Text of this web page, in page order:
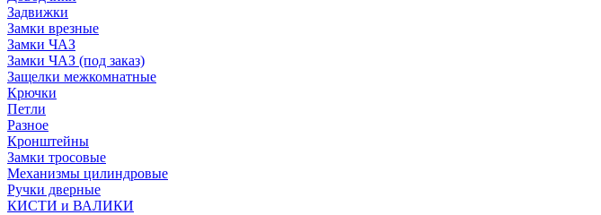
Задвижки
Замки врезные
Замки ЧАЗ
Замки ЧАЗ (под заказ)
Защелки межкомнатные
Крючки
Петли
Разное
Кронштейны
Замки тросовые
Механизмы цилиндровые
Ручки дверные
КИСТИ и ВАЛИКИ